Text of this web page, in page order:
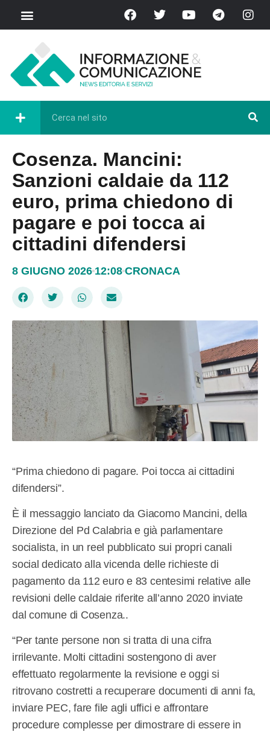
Cosenza. Mancini:
Sanzioni caldaie da 112
euro, prima chiedono di
pagare e poi tocca ai
cittadini difendersi
8 GIUGNO 2026 12:08 CRONACA
“Prima chiedono di pagare. Poi tocca ai cittadini
difendersi”.
È il messaggio lanciato da Giacomo Mancini, della
Direzione del Pd Calabria e già parlamentare
socialista, in un reel pubblicato sui propri canali
social dedicato alla vicenda delle richieste di
pagamento da 112 euro e 83 centesimi relative alle
revisioni delle caldaie riferite all’anno 2020 inviate
dal comune di Cosenza..
“Per tante persone non si tratta di una cifra
irrilevante. Molti cittadini sostengono di aver
effettuato regolarmente la revisione e oggi si
ritrovano costretti a recuperare documenti di anni fa,
inviare PEC, fare file agli uffici e affrontare
procedure complesse per dimostrare di essere in